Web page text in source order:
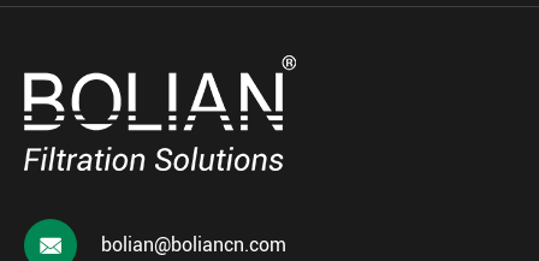
 bolian@boliancn.com